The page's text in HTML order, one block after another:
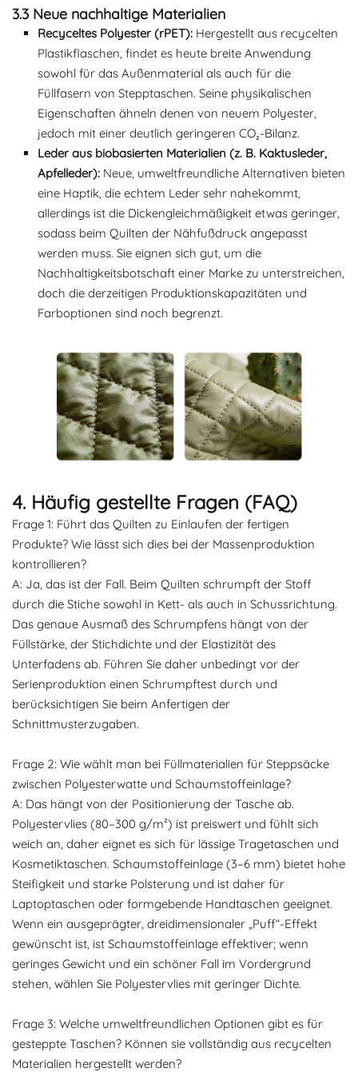
3.3 Neue nachhaltige Materialien
Recyceltes Polyester (rPET): Hergestellt aus recycelten
Plastikflaschen, findet es heute breite Anwendung
sowohl für das Außenmaterial als auch für die
Füllfasern von Stepptaschen. Seine physikalischen
Eigenschaften ähneln denen von neuem Polyester,
jedoch mit einer deutlich geringeren CO₂-Bilanz.
Leder aus biobasierten Materialien (z. B. Kaktusleder,
Apfelleder): Neue, umweltfreundliche Alternativen bieten
eine Haptik, die echtem Leder sehr nahekommt,
allerdings ist die Dickengleichmäßigkeit etwas geringer,
sodass beim Quilten der Nähfußdruck angepasst
werden muss. Sie eignen sich gut, um die
Nachhaltigkeitsbotschaft einer Marke zu unterstreichen,
doch die derzeitigen Produktionskapazitäten und
Farboptionen sind noch begrenzt.
4. Häufig gestellte Fragen (FAQ)
Frage 1: Führt das Quilten zu Einlaufen der fertigen
Produkte? Wie lässt sich dies bei der Massenproduktion
kontrollieren?
A: Ja, das ist der Fall. Beim Quilten schrumpft der Stoff
durch die Stiche sowohl in Kett- als auch in Schussrichtung.
Das genaue Ausmaß des Schrumpfens hängt von der
Füllstärke, der Stichdichte und der Elastizität des
Unterfadens ab. Führen Sie daher unbedingt vor der
Serienproduktion einen Schrumpftest durch und
berücksichtigen Sie beim Anfertigen der
Schnittmusterzugaben.
Frage 2: Wie wählt man bei Füllmaterialien für Steppsäcke
zwischen Polyesterwatte und Schaumstoffeinlage?
A: Das hängt von der Positionierung der Tasche ab.
Polyestervlies (80–300 g/m²) ist preiswert und fühlt sich
weich an, daher eignet es sich für lässige Tragetaschen und
Kosmetiktaschen. Schaumstoffeinlage (3–6 mm) bietet hohe
Steifigkeit und starke Polsterung und ist daher für
Laptoptaschen oder formgebende Handtaschen geeignet.
Wenn ein ausgeprägter, dreidimensionaler „Puff“-Effekt
gewünscht ist, ist Schaumstoffeinlage effektiver; wenn
geringes Gewicht und ein schöner Fall im Vordergrund
stehen, wählen Sie Polyestervlies mit geringer Dichte.
Frage 3: Welche umweltfreundlichen Optionen gibt es für
gesteppte Taschen? Können sie vollständig aus recycelten
Materialien hergestellt werden?